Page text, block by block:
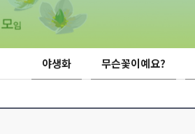
야생화 무슨꽃이예요?